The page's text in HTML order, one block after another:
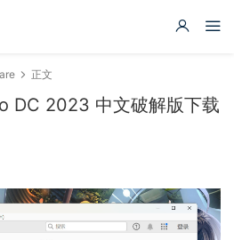
正文
DC 2023 中文破解版下载